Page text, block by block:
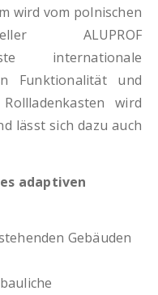
wird vom polnischen
ALUPROF
internationale
Funktionalität und
wird
lässt sich dazu auch
adaptiven
Gebäuden